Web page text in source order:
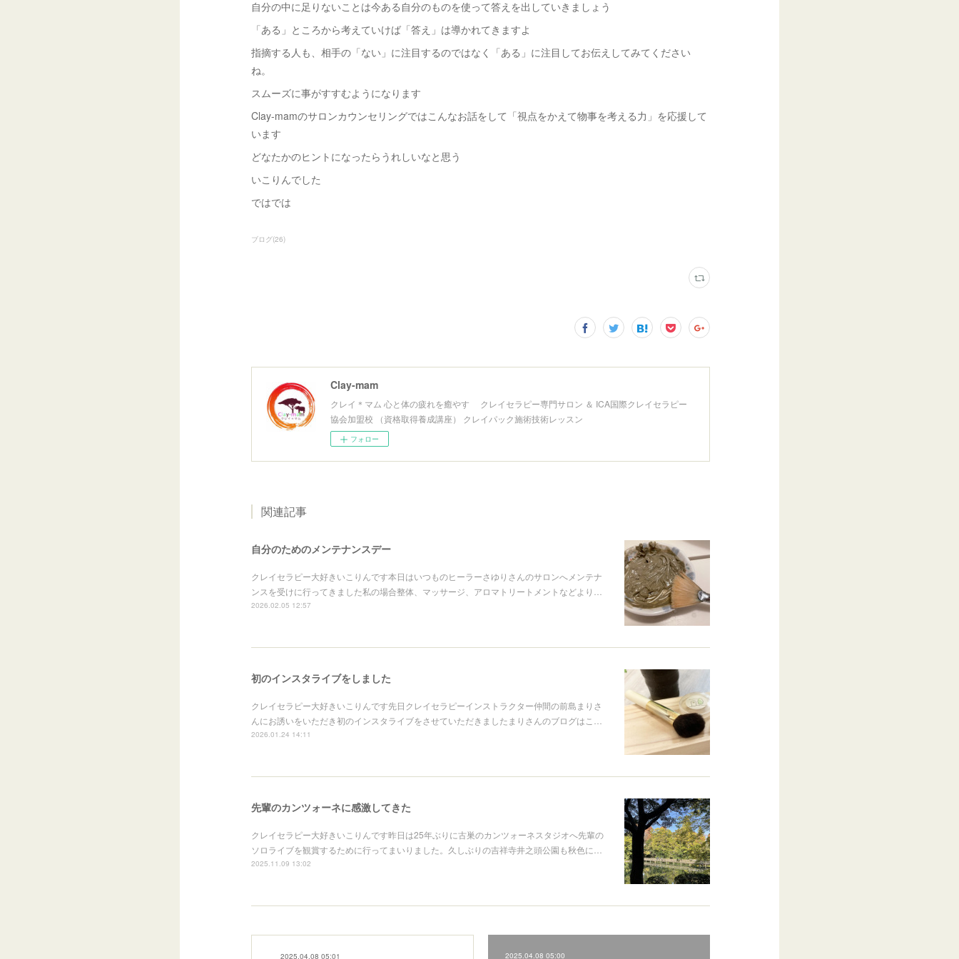
自分の中に足りないことは今ある自分のものを使って答えを出していきましょう
「ある」ところから考えていけば「答え」は導かれてきますよ
指摘する人も、相手の「ない」に注目するのではなく「ある」に注目してお伝えしてみてください
ね。
スムーズに事がすすむようになります
Clay-mamのサロンカウンセリングではこんなお話をして「視点をかえて物事を考える力」を応援して
います
どなたかのヒントになったらうれしいなと思う
いこりんでした
ではでは
ブログ(26)
Clay-mam
クレイ＊マム 心と体の疲れを癒やす クレイセラピー専門サロン ＆ ICA国際クレイセラピー
協会加盟校 （資格取得養成講座） クレイパック施術技術レッスン
フォロー
関連記事
自分のためのメンテナンスデー
クレイセラピー大好きいこりんです本日はいつものヒーラーさゆりさんのサロンへメンテナ
ンスを受けに行ってきました私の場合整体、マッサージ、アロマトリートメントなどより…
2026.02.05 12:57
初のインスタライブをしました
クレイセラピー大好きいこりんです先日クレイセラピーインストラクター仲間の前島まりさ
んにお誘いをいただき初のインスタライブをさせていただきましたまりさんのブログはこ…
2026.01.24 14:11
先輩のカンツォーネに感激してきた
クレイセラピー大好きいこりんです昨日は25年ぶりに古巣のカンツォーネスタジオへ先輩の
ソロライブを観賞するために行ってまいりました。久しぶりの吉祥寺井之頭公園も秋色に…
2025.11.09 13:02
2025.04.08 05:01 2025.04.08 05:00